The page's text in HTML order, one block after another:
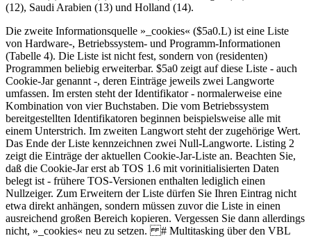
(12), Saudi Arabien (13) und Holland (14).
Die zweite Informationsquelle »_cookies« ($5a0.L) ist eine Liste
von Hardware-, Betriebssystem- und Programm-Informationen
(Tabelle 4). Die Liste ist nicht fest, sondern von (residenten)
Programmen beliebig erweiterbar. $5a0 zeigt auf diese Liste - auch
Cookie-Jar genannt -, deren Einträge jeweils zwei Langworte
umfassen. Im ersten steht der Identifikator - normalerweise eine
Kombination von vier Buchstaben. Die vom Betriebssystem
bereitgestellten Identifikatoren beginnen beispielsweise alle mit
einem Unterstrich. Im zweiten Langwort steht der zugehörige Wert.
Das Ende der Liste kennzeichnen zwei Null-Langworte. Listing 2
zeigt die Einträge der aktuellen Cookie-Jar-Liste an. Beachten Sie,
daß die Cookie-Jar erst ab TOS 1.6 mit vorinitialisierten Daten
belegt ist - frühere TOS-Versionen enthalten lediglich einen
Nullzeiger. Zum Erweitern der Liste dürfen Sie Ihren Eintrag nicht
etwa direkt anhängen, sondern müssen zuvor die Liste in einen
ausreichend großen Bereich kopieren. Vergessen Sie dann allerdings
nicht, »_cookies« neu zu setzen. # Multitasking über den VBL